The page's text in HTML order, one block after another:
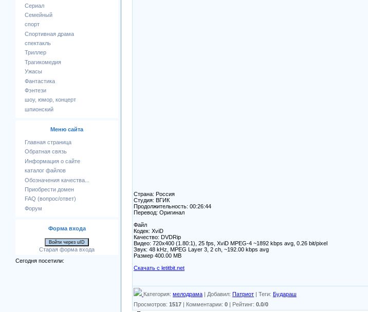
Сериал
Семейный
спорт
Спортивная драма
спектакль
Триллер
Трагикомедия
Ужасы
Фантастика
Фэнтези
шоу, юмор, концерт
шпионский
Меню сайта
Главная страница
Обратная связь
Информация о сайте
каталог файлов
Обозначения качества...
Приобрести домен
FAQ (вопрос/ответ)
Форум
Форма входа
Войти через uID
Старая форма входа
Сегодня посетили:
Страна: Россия
Студия: ВГИК
Продолжительность: 00:26:44
Перевод: Оригинал
Файл
Кодек: XviD
Качество: DVDRip
Видео: 720x400 (1.80:1), 25 fps, XviD MPEG-4 ~1892 kbps avg, 0.26 bit/pixel
Звук: 48 kHz, MPEG Layer 3, 2 ch, ~192.00 kbps avg
Размер 400.00 MB
Скачать с letitbit.net
Категория: мелодрама | Добавил: Патриот | Теги: Будараш
Просмотров: 1517 | Комментарии: 0 | Рейтинг: 0.0/0